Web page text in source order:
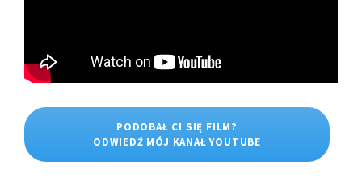
PODOBAŁ CI SIĘ FILM?
ODWIEDŹ MÓJ KANAŁ YOUTUBE